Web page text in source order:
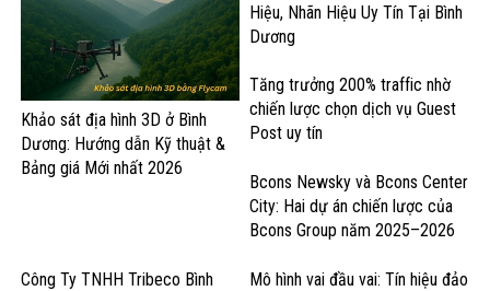
Khảo sát địa hình 3D ở Bình
Dương: Hướng dẫn Kỹ thuật &
Bảng giá Mới nhất 2026
Hiệu, Nhãn Hiệu Uy Tín Tại Bình
Dương
Tăng trưởng 200% traffic nhờ
chiến lược chọn dịch vụ Guest
Post uy tín
Bcons Newsky và Bcons Center
City: Hai dự án chiến lược của
Bcons Group năm 2025–2026
Công Ty TNHH Tribeco Bình
Mô hình vai đầu vai: Tín hiệu đảo